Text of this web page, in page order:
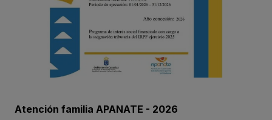
Atención familia APANATE - 2026